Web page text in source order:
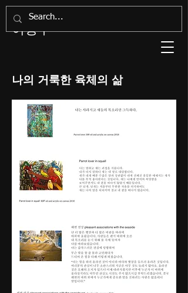
Artist, Soungsoo Lee
이성수
​나의 거룩한 육체의 삶